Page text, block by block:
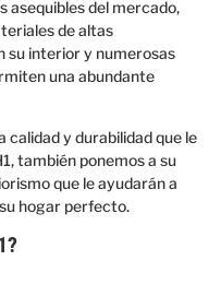
asequibles del mercado,
de altas
su interior y numerosas
una abundante
y durabilidad que le
también ponemos a su
que le ayudarán a
hogar perfecto.